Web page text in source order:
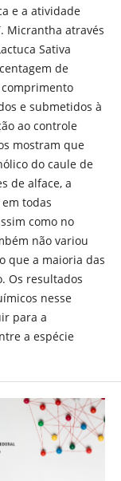
e a atividade
Micrantha através
Sativa
de
e submetidos à
ao controle
mostram que
do caule de
de alface, a
todas
como no
não variou
que a maioria das
Os resultados
nesse
para a
a espécie